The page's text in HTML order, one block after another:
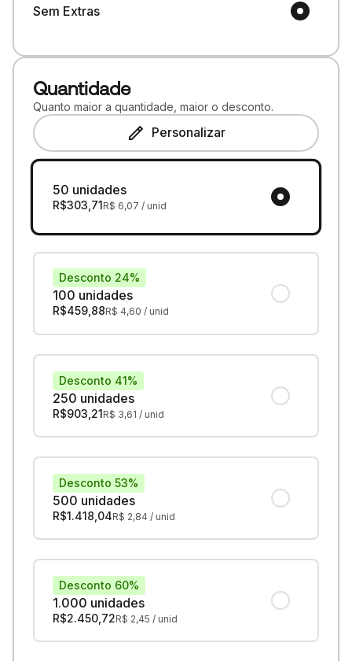
Sem Extras
Quantidade
Quanto maior a quantidade, maior o desconto.
Personalizar
50 unidades
R$303,71R$ 6,07 / unid
100 unidades
Desconto 24%
R$459,88R$ 4,60 / unid
250 unidades
Desconto 41%
R$903,21R$ 3,61 / unid
500 unidades
Desconto 53%
R$1.418,04R$ 2,84 / unid
1.000 unidades
Desconto 60%
R$2.450,72R$ 2,45 / unid